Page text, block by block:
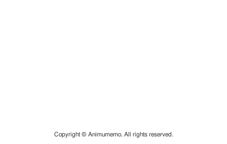
Copyright © Animumemo. All rights reserved.